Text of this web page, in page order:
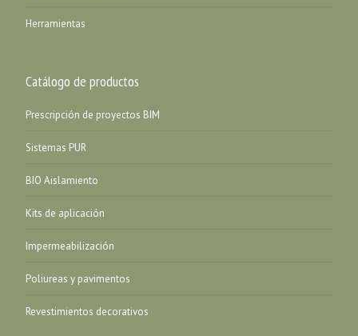
Herramientas
Catálogo de productos
Prescripción de proyectos BIM
Sistemas PUR
BIO Aislamiento
Kits de aplicación
Impermeabilización
Poliureas y pavimentos
Revestimientos decorativos